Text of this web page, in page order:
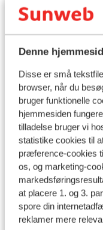
Denne
Disse er små
browser, når du
bruger funktionelle
hjemmesiden
tilladelse bruger vi
statistike cookies til
præference-cookies
os, og marketing-
at placere 1. og 3.
spore din
reklamer mere
Praktisk
Hovedstad:
Hovedstaden i
Sprog:
Det officielle
Tid:
Portugal er 1 time
Penge:
Den officielle
Drikkepenge:
Det er normalt at